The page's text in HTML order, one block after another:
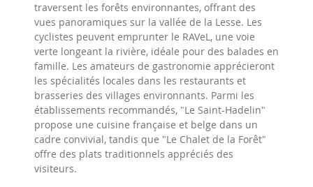
traversent les forêts environnantes, offrant des
vues panoramiques sur la vallée de la Lesse. Les
cyclistes peuvent emprunter le RAVeL, une voie
verte longeant la rivière, idéale pour des balades en
famille. Les amateurs de gastronomie apprécieront
les spécialités locales dans les restaurants et
brasseries des villages environnants. Parmi les
établissements recommandés, "Le Saint-Hadelin"
propose une cuisine française et belge dans un
cadre convivial, tandis que "Le Chalet de la Forêt"
offre des plats traditionnels appréciés des
visiteurs.